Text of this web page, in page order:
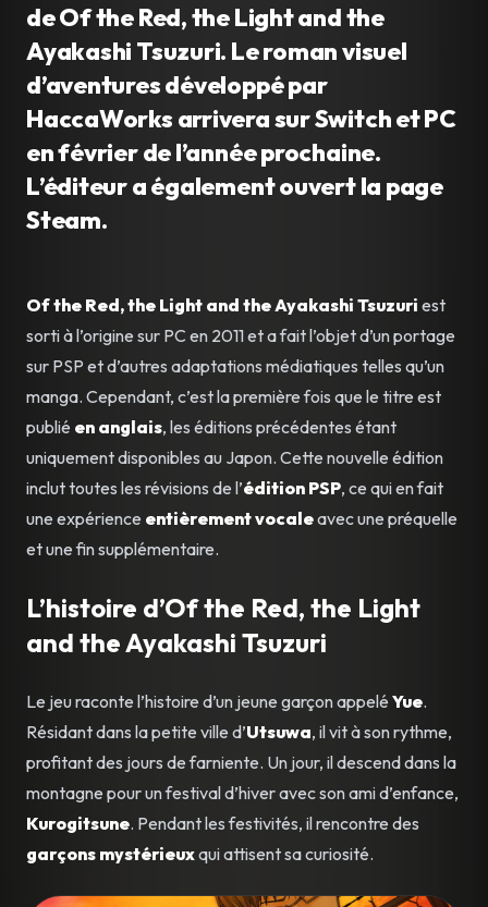
de Of the Red, the Light and the
Ayakashi Tsuzuri. Le roman visuel
d’aventures développé par
HaccaWorks arrivera sur Switch et PC
en février de l’année prochaine.
L’éditeur a également ouvert la page
Steam.
Of the Red, the Light and the Ayakashi Tsuzuri est
sorti à l’origine sur PC en 2011 et a fait l’objet d’un portage
sur PSP et d’autres adaptations médiatiques telles qu’un
manga. Cependant, c’est la première fois que le titre est
publié en anglais, les éditions précédentes étant
uniquement disponibles au Japon. Cette nouvelle édition
inclut toutes les révisions de l’édition PSP, ce qui en fait
une expérience entièrement vocaleavec une préquelle
et une fin supplémentaire.
L’histoire d’Of the Red, the Light
and the Ayakashi Tsuzuri
Le jeu raconte l’histoire d’un jeune garçon appelé Yue.
Résidant dans la petite ville d’Utsuwa, il vit à son rythme,
profitant des jours de farniente. Un jour, il descend dans la
montagne pour un festival d’hiver avec son ami d’enfance,
Kurogitsune. Pendant les festivités, il rencontre des
garçons mystérieuxqui attisent sa curiosité.